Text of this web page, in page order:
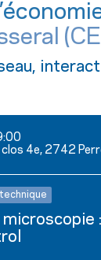
clos 4e, 2742